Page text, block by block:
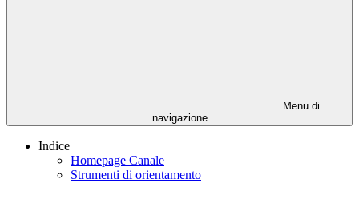
Menu di
navigazione
Indice
Homepage Canale
Strumenti di orientamento